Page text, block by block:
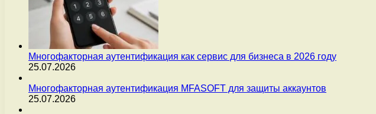
Многофакторная аутентификация как сервис для бизнеса в 2026 году
25.07.2026
Многофакторная аутентификация MFASOFT для защиты аккаунтов
25.07.2026